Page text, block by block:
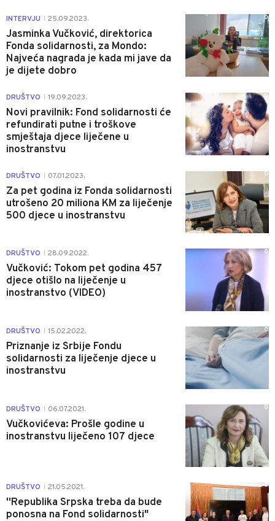
INTERVJU 25.09.2023.
Jasminka Vučković, direktorica
Fonda solidarnosti, za Mondo:
Najveća nagrada je kada mi jave da
je dijete dobro
0
DRUŠTVO 19.09.2023.
Novi pravilnik: Fond solidarnosti će
refundirati putne i troškove
smještaja djece liječene u
inostranstvu
0
DRUŠTVO 07.01.2023.
Za pet godina iz Fonda solidarnosti
utrošeno 20 miliona KM za liječenje
500 djece u inostranstvu
0
DRUŠTVO 28.09.2022.
Vučković: Tokom pet godina 457
djece otišlo na liječenje u
inostranstvo (VIDEO)
0
DRUŠTVO 15.02.2022.
Priznanje iz Srbije Fondu
solidarnosti za liječenje djece u
inostranstvu
0
DRUŠTVO 06.07.2021.
Vučkovićeva: Prošle godine u
inostranstvu liječeno 107 djece
0
DRUŠTVO 21.05.2021.
''Republika Srpska treba da bude
ponosna na Fond solidarnosti"
0